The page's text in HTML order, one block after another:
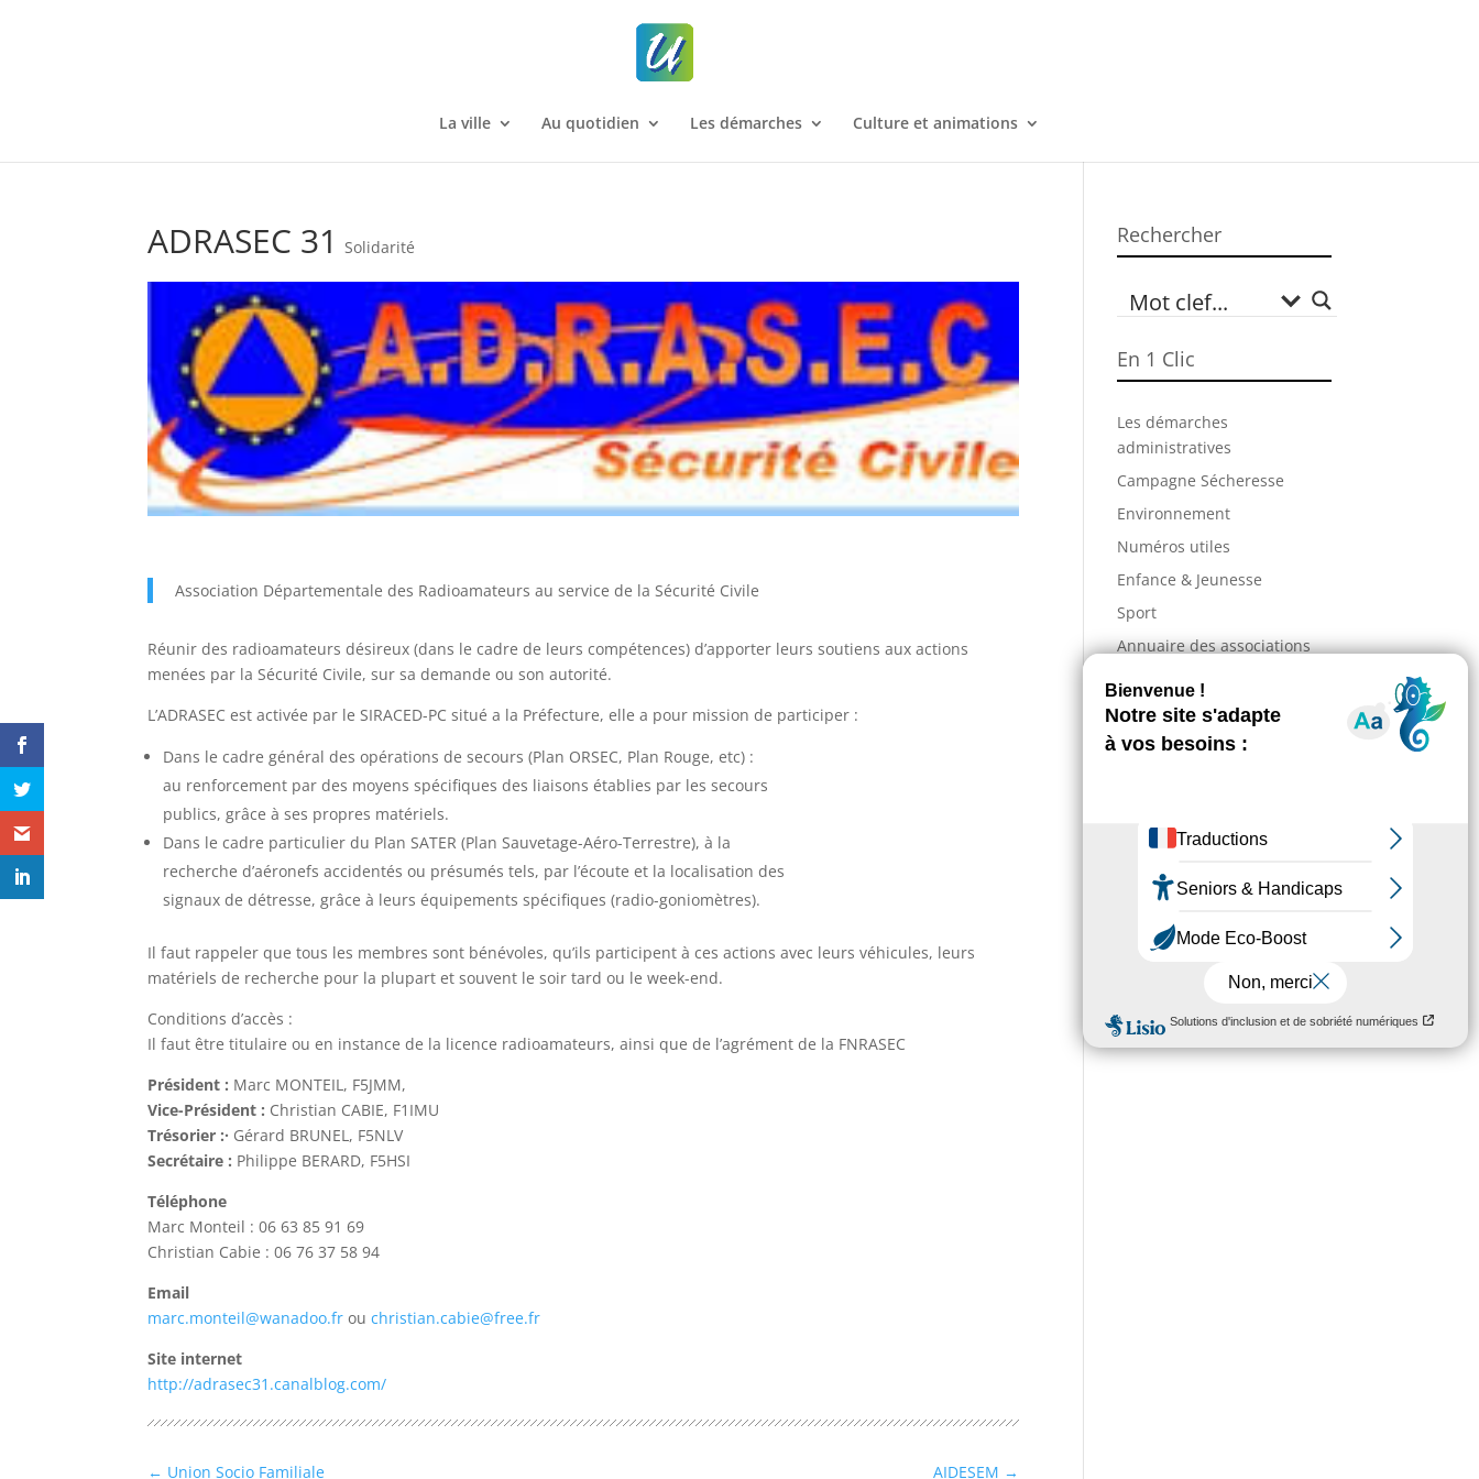
La ville Au quotidien Les démarches Culture et animations
ADRASEC 31 Solidarité
Association Départementale des Radioamateurs au service de la Sécurité Civile
Réunir des radioamateurs désireux (dans le cadre de leurs compétences) d’apporter leurs soutiens aux actions
menées par la Sécurité Civile, sur sa demande ou son autorité.
L’ADRASEC est activée par le SIRACED-PC situé a la Préfecture, elle a pour mission de participer :
Dans le cadre général des opérations de secours (Plan ORSEC, Plan Rouge, etc) :
au renforcement par des moyens spécifiques des liaisons établies par les secours
publics, grâce à ses propres matériels.
Dans le cadre particulier du Plan SATER (Plan Sauvetage-Aéro-Terrestre), à la
recherche d’aéronefs accidentés ou présumés tels, par l’écoute et la localisation des
signaux de détresse, grâce à leurs équipements spécifiques (radio-goniomètres).
Il faut rappeler que tous les membres sont bénévoles, qu’ils participent à ces actions avec leurs véhicules, leurs
matériels de recherche pour la plupart et souvent le soir tard ou le week-end.
Conditions d’accès :
Il faut être titulaire ou en instance de la licence radioamateurs, ainsi que de l’agrément de la FNRASEC
Président : Marc MONTEIL, F5JMM,
Vice-Président : Christian CABIE, F1IMU
Trésorier :· Gérard BRUNEL, F5NLV
Secrétaire : Philippe BERARD, F5HSI
Téléphone
Marc Monteil : 06 63 85 91 69
Christian Cabie : 06 76 37 58 94
Email
marc.monteil@wanadoo.fr ouchristian.cabie@free.fr
Site internet
http://adrasec31.canalblog.com/
← Union Socio Familiale AIDESEM →
Rechercher
En 1 Clic
Les démarches
administratives
Campagne Sécheresse
Environnement
Numéros utiles
Enfance & Jeunesse
Sport
Annuaire des associations
Entreprises
Action sociale
Incendies : comment venir
en aide aux populations
sinistrées ?
revient les 28, 29 et 30 août !
Information – Coupures du